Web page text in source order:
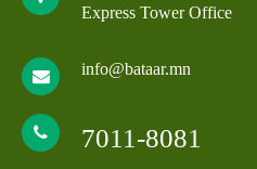
Express Tower Office
info@bataar.mn
7011-8081